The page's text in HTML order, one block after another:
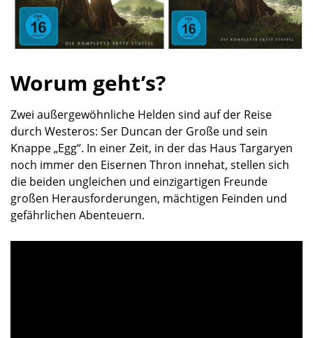
Worum geht’s?
Zwei außergewöhnliche Helden sind auf der Reise
durch Westeros: Ser Duncan der Große und sein
Knappe „Egg“. In einer Zeit, in der das Haus Targaryen
noch immer den Eisernen Thron innehat, stellen sich
die beiden ungleichen und einzigartigen Freunde
großen Herausforderungen, mächtigen Feinden und
gefährlichen Abenteuern.